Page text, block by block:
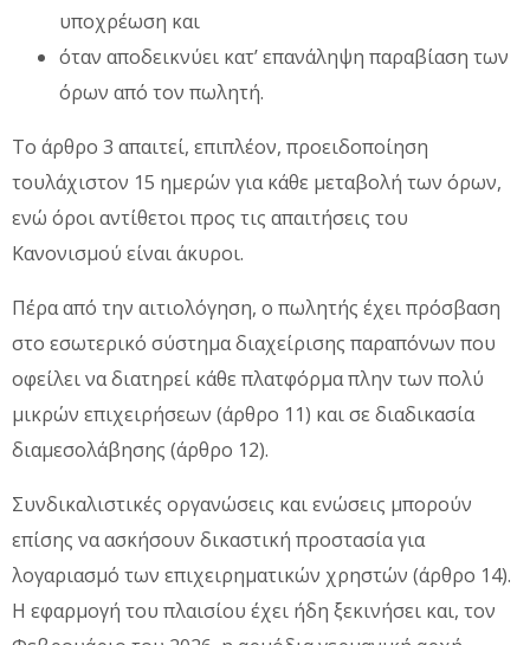
υποχρέωση και
όταν αποδεικνύει κατ’ επανάληψη παραβίαση των
όρων από τον πωλητή.
Το άρθρο 3 απαιτεί, επιπλέον, προειδοποίηση
τουλάχιστον 15 ημερών για κάθε μεταβολή των όρων,
ενώ όροι αντίθετοι προς τις απαιτήσεις του
Κανονισμού είναι άκυροι.
Πέρα από την αιτιολόγηση, ο πωλητής έχει πρόσβαση
στο εσωτερικό σύστημα διαχείρισης παραπόνων που
οφείλει να διατηρεί κάθε πλατφόρμα πλην των πολύ
μικρών επιχειρήσεων (άρθρο 11) και σε διαδικασία
διαμεσολάβησης (άρθρο 12).
Συνδικαλιστικές οργανώσεις και ενώσεις μπορούν
επίσης να ασκήσουν δικαστική προστασία για
λογαριασμό των επιχειρηματικών χρηστών (άρθρο 14).
Η εφαρμογή του πλαισίου έχει ήδη ξεκινήσει και, τον